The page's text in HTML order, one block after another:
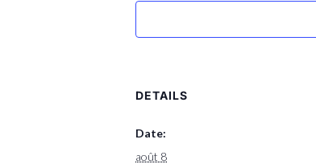
DETAILS
Date:
août 8